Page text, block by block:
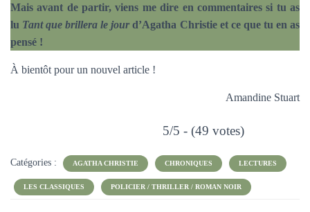
Mais avant de partir, viens me dire en commentaires si tu as
lu Tant que brillera le jour d’Agatha Christie et ce que tu en as
pensé !
À bientôt pour un nouvel article !
Amandine Stuart
5/5 - (49 votes)
Catégories : AGATHA CHRISTIE CHRONIQUES LECTURES
LES CLASSIQUES POLICIER / THRILLER / ROMAN NOIR